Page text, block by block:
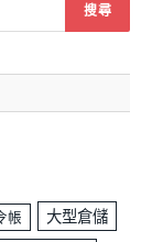
帳 大型倉儲